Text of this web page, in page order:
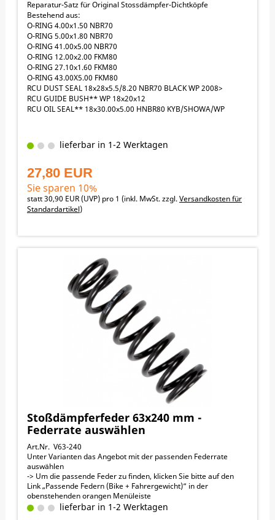
Reparatur-Satz für Original Stossdämpfer-Dichtköpfe
Bestehend aus:
O-RING 4.00x1.50 NBR70
O-RING 5.00x1.80 NBR70
O-RING 41.00x5.00 NBR70
O-RING 12.00x2.00 FKM80
O-RING 27.10x1.60 FKM80
O-RING 43.00X5.00 FKM80
RCU DUST SEAL 18x28x5.5/8.20 NBR70 BLACK WP 2008>
RCU GUIDE BUSH** WP 18x20x12
RCU OIL SEAL** 18x30.00x5.00 HNBR80 KYB/SHOWA/WP
lieferbar in 1-2 Werktagen
27,80 EUR
Sie sparen 10%
statt30,90 EUR(UVP) pro 1 (inkl. MwSt. zzgl.Versandkosten für
Standardartikel)
Stoßdämpferfeder 63x240 mm -
Federrate auswählen
Art.Nr. V63-240
Unter Varianten das Angebot mit der passenden Federrate
auswählen
-> Um die passende Feder zu finden, klicken Sie bitte auf den
Link „Passende Federn (Bike + Fahrergewicht)“ in der
obenstehenden orangen Menüleiste
63 mm Innendurchmesser
lieferbar in 1-2 Werktagen